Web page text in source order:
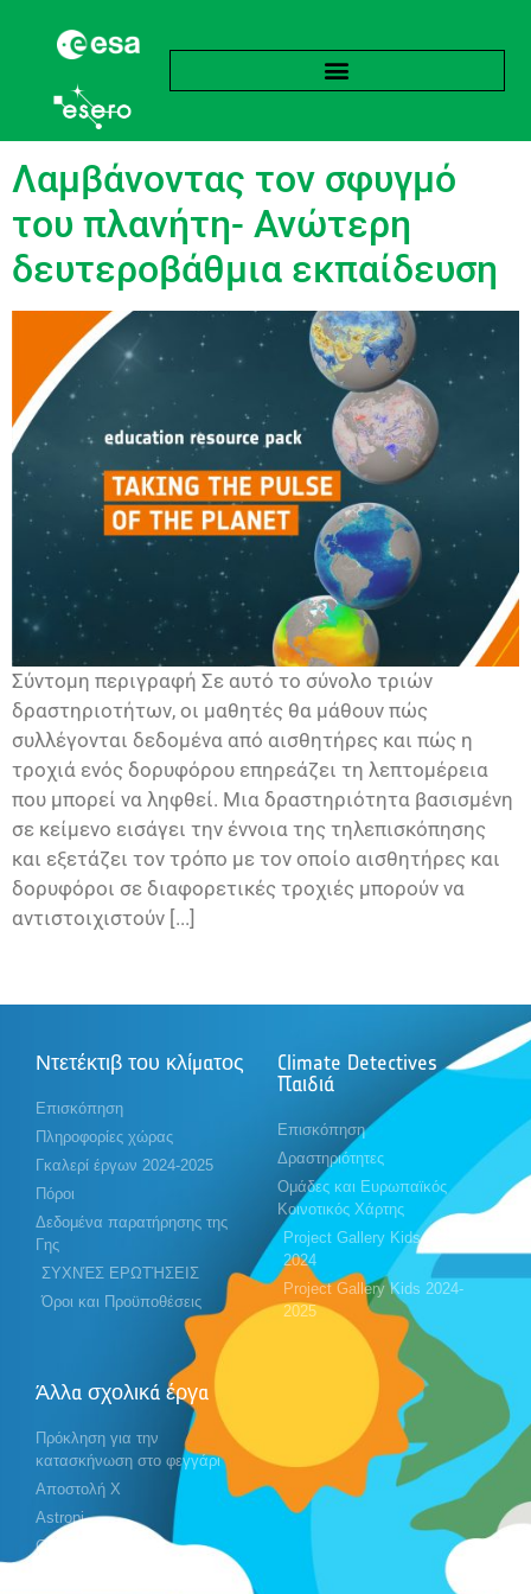
Ετικέτα:Polar
Λαμβάνοντας τον σφυγμό
του πλανήτη- Ανώτερη
δευτεροβάθμια εκπαίδευση
Σύντομη περιγραφή Σε αυτό το σύνολο τριών
δραστηριοτήτων, οι μαθητές θα μάθουν πώς
συλλέγονται δεδομένα από αισθητήρες και πώς η
τροχιά ενός δορυφόρου επηρεάζει τη λεπτομέρεια
που μπορεί να ληφθεί. Μια δραστηριότητα βασισμένη
σε κείμενο εισάγει την έννοια της τηλεπισκόπησης
και εξετάζει τον τρόπο με τον οποίο αισθητήρες και
δορυφόροι σε διαφορετικές τροχιές μπορούν να
αντιστοιχιστούν [...]
Ντετέκτιβ του κλίματος
Επισκόπηση
Πληροφορίες χώρας
Γκαλερί έργων 2024-2025
Πόροι
Δεδομένα παρατήρησης της
Γης
ΣΥΧΝΈΣ ΕΡΩΤΉΣΕΙΣ
Όροι και Προϋποθέσεις
Climate Detectives
Παιδιά
Επισκόπηση
Δραστηριότητες
Ομάδες και Ευρωπαϊκός
Κοινοτικός Χάρτης
Project Gallery Kids 2023-
2024
Project Gallery Kids 2024-
2025
Άλλα σχολικά έργα
Πρόκληση για την
κατασκήνωση στο φεγγάρι
Αποστολή X
Astropi
Cansat